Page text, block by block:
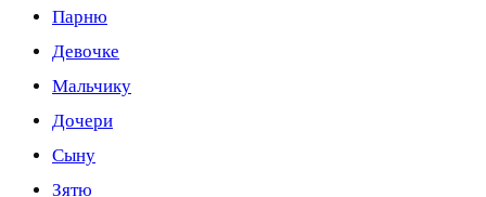
Парню
Девочке
Мальчику
Дочери
Сыну
Зятю